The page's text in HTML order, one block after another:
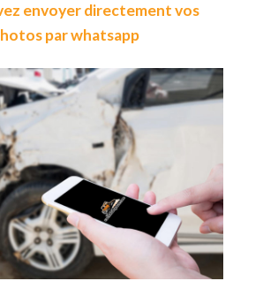
envoyer directement vos
par whatsapp